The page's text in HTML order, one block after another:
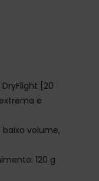
[20
e
baixo volume,
120 g